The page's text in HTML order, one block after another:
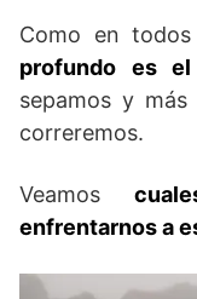
Como en
profundo es
sepamos y
correremos.
Veamos
enfrentarnos a